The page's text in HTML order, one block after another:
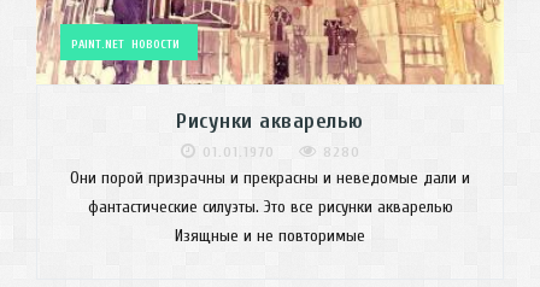
PAINT.NET НОВОСТИ
Рисунки акварелью
01.01.1970 8280
Они порой призрачны и прекрасны и неведомые дали и
фантастические силуэты. Это все рисунки акварелью
Изящные и не повторимые